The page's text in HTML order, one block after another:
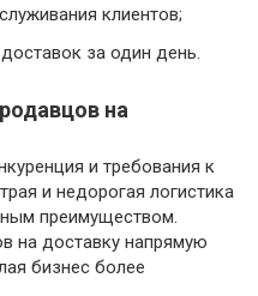
клиентов;
за один день.
на
и требования к
и недорогая логистика
преимуществом.
на доставку напрямую
бизнес более